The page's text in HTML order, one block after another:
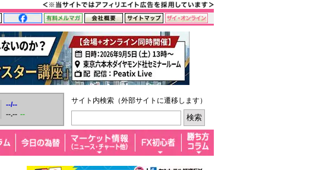
--/--
--.-- --
サイト内検索（外部サイトに遷移します）